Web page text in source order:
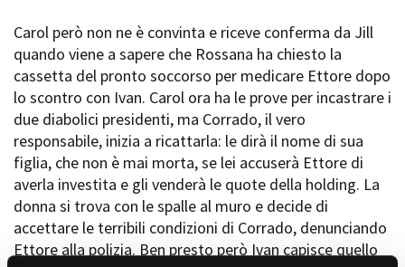
Carol però non ne è convinta e riceve conferma da Jill
quando viene a sapere che Rossana ha chiesto la
cassetta del pronto soccorso per medicare Ettore dopo
lo scontro con Ivan. Carol ora ha le prove per incastrare i
due diabolici presidenti, ma Corrado, il vero
responsabile, inizia a ricattarla: le dirà il nome di sua
figlia, che non è mai morta, se lei accuserà Ettore di
averla investita e gli venderà le quote della holding. La
donna si trova con le spalle al muro e decide di
accettare le terribili condizioni di Corrado, denunciando
Ettore alla polizia. Ben presto però Ivan capisce quello